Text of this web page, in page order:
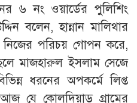
৬ নং ওয়ার্ডের পুলিশিং
বলেন, হান্নান মালিথার
পরিচয় গোপন করে,
মাজহারুল ইসলাম সেজে
ধরনের অপকর্মে লিপ্ত
যে কোলদিয়াড় গ্রামের